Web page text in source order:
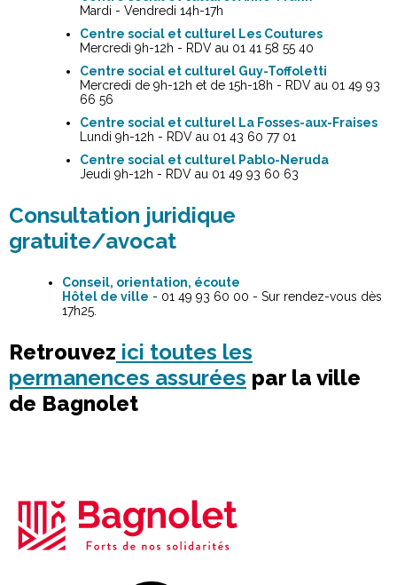
Mardi - Vendredi 14h-17h
Centre social et culturel Les Coutures
Mercredi 9h-12h - RDV au 01 41 58 55 40
Centre social et culturel Guy-Toffoletti
Mercredi de 9h-12h et de 15h-18h - RDV au 01 49 93
66 56
Centre social et culturel La Fosses-aux-Fraises
Lundi 9h-12h - RDV au 01 43 60 77 01
Centre social et culturel Pablo-Neruda
Jeudi 9h-12h - RDV au 01 49 93 60 63
Consultation juridique
gratuite/avocat
Conseil, orientation, écoute
Hôtel de ville - 01 49 93 60 00 - Sur rendez-vous dès
17h25.
Retrouvez ici toutes les
permanences assurées par la ville
de Bagnolet